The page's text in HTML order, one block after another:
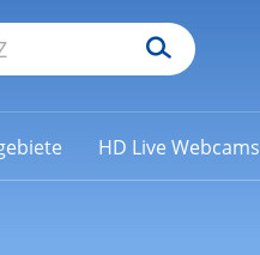
HD Live Webcams